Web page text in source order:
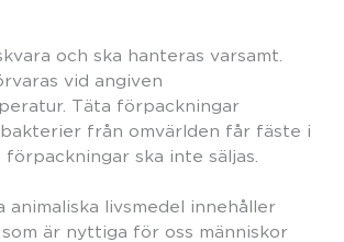
och ska hanteras varsamt.
vid angiven
Täta förpackningar
från omvärlden får fäste i
ska inte säljas.
animaliska livsmedel innehåller
är nyttiga för oss människor